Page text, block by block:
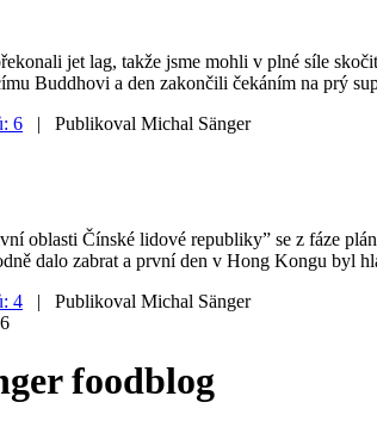
jet lag, takže jsme mohli v plné síle
Buddhovi a den zakončili čekáním na prý
6 | Publikoval Michal Sänger
oblasti Čínské lidové republiky” se z fáze
dalo zabrat a první den v Hong Kongu byl
4 | Publikoval Michal Sänger
foodblog